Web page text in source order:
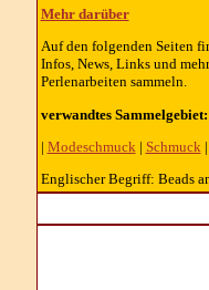
Mehr darüber
Auf den folgenden Seiten
Infos, News, Links und
Perlenarbeiten sammeln.
verwandtes Sammelgebiet:
| Modeschmuck | Schmuck |
Englischer Begriff: Beads